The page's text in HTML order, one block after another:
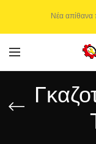
Νέα απίθανα